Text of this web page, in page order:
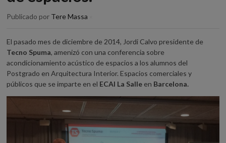
Publicado por Tere Massa
El pasado mes de diciembre de 2014, Jordi Calvo presidente de
Tecno Spuma, amenizó con una conferencia sobre
acondicionamiento acústico de espacios a los alumnos del
Postgrado en Arquitectura Interior. Espacios comerciales y
públicos que se imparte en el ECAI La Salle en Barcelona.